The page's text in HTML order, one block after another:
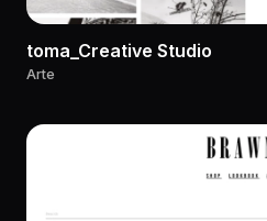
toma_Creative Studio
Arte